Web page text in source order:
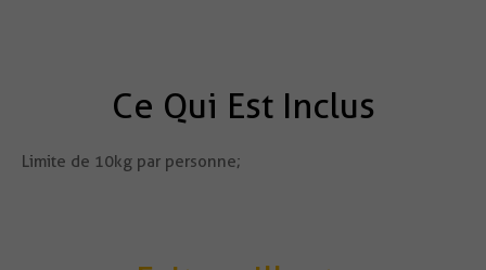
Ce Qui Est Inclus
Limite de 10kg par personne;